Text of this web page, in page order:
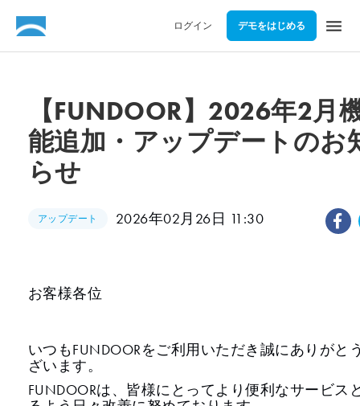
ログイン デモをはじめる menu
【FUNDOOR】2026年2月
能追加・アップデートのお
らせ
アップデート 2026年02月26日 11:30
お客様各位
いつもFUNDOORをご利用いただき誠にありがと
ざいます。
FUNDOORは、皆様にとってより便利なサービス